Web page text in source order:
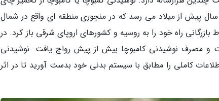
یا سیاه بدست می آید. پیشینه این نوشیدنی به 220 سال پیش از میلاد می رسد که در منچوری منطقه ای واقع در شمال
راه خود را به روسیه و کشورهای اروپای شرقی باز کرد. در
مصرف نوشیدنی کامبوچا بیش از پیش رواج یافت. نوشیدنی
کاملی را مطابق با سیستم بدنی خود بدست آورید تا در اثر